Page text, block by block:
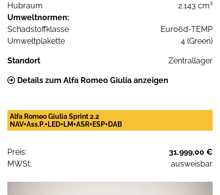
Hubraum
2.143 cm³
Umweltnormen:
Schadstoffklasse
Euro6d-TEMP
Umweltplakette
4 (Green)
Standort Zentrallager
Details zum Alfa Romeo Giulia anzeigen
Alfa Romeo Giulia Sprint 2.2
NAV+Ass.P.+LED+LM+ASR+ESP+DAB
Preis:
31.999,00 €
MWSt:
ausweisbar